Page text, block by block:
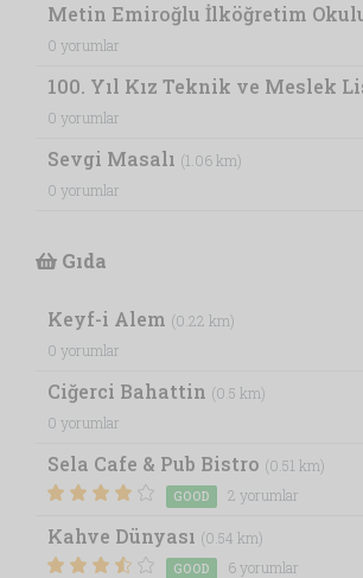
Metin Emiroğlu İlköğretim
0 yorumlar
100. Yıl Kız Teknik ve Meslek
0 yorumlar
Sevgi Masalı (1.06 km)
0 yorumlar
Gıda
Keyf-i Alem (0.22 km)
0 yorumlar
Ciğerci Bahattin (0.5 km)
0 yorumlar
Sela Cafe & Pub Bistro (0.51 km)
GOOD 2 yorumlar
Kahve Dünyası (0.54 km)
GOOD 6 yorumlar